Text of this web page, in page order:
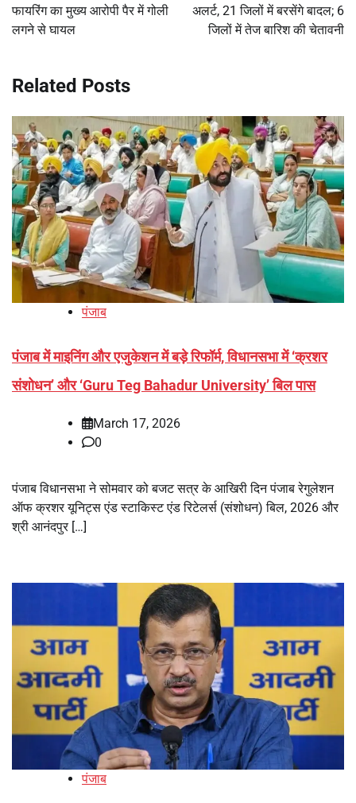
फायरिंग का मुख्य आरोपी पैर में गोली
लगने से घायल
अलर्ट, 21 जिलों में बरसेंगे बादल; 6
जिलों में तेज बारिश की चेतावनी
Related Posts
पंजाब
पंजाब में माइनिंग और एजुकेशन में बड़े रिफॉर्म, विधानसभा में ‘क्रशर
संशोधन’ और ‘Guru Teg Bahadur University’ बिल पास
March 17, 2026
0
पंजाब विधानसभा ने सोमवार को बजट सत्र के आखिरी दिन पंजाब रेगुलेशन
ऑफ क्रशर यूनिट्स एंड स्टाकिस्ट एंड रिटेलर्स (संशोधन) बिल, 2026 और
श्री आनंदपुर […]
पंजाब